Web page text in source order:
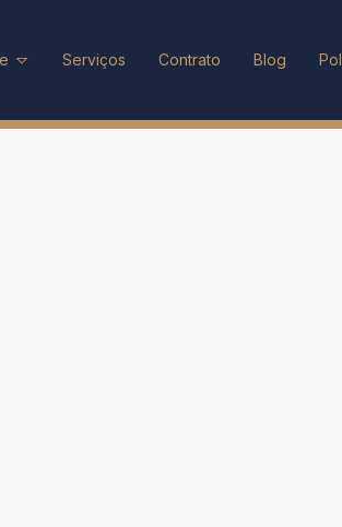
Serviços Contrato Blog